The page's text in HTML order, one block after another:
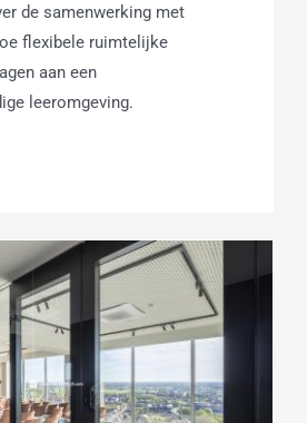
de samenwerking met
flexibele ruimtelijke
aan een
leeromgeving.